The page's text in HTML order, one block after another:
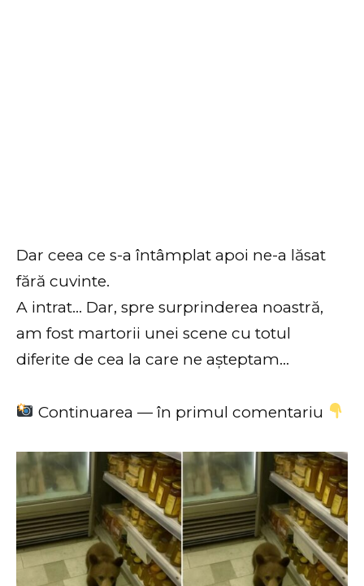
Dar ceea ce s-a întâmplat apoi ne-a lăsat
fără cuvinte.
A intrat… Dar, spre surprinderea noastră,
am fost martorii unei scene cu totul
diferite de cea la care ne așteptam…
Continuarea — în primul comentariu